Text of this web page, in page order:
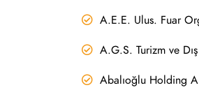
A.E.E. Ulus. Fuar
A.G.S. Turizm ve
Abalıoğlu Holding